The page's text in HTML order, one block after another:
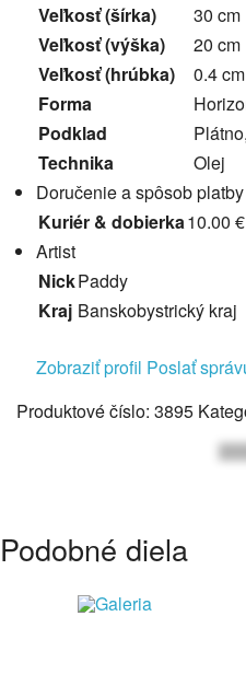
Veľkosť (šírka)
30 cm
Veľkosť (výška)
20 cm
Veľkosť (hrúbka)
0.4 cm
Forma
Podklad
Technika
Olej
Doručenie a spôsob platby
Kuriér & dobierka10.00 €
Artist
NickPaddy
Kraj Banskobystrický kraj
Zobraziť profil Poslať
Produktové číslo: 3895
Podobné diela